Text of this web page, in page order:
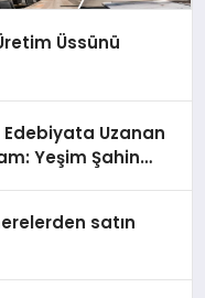
Üssünü
Uzanan
Yeşim Şahin
satın